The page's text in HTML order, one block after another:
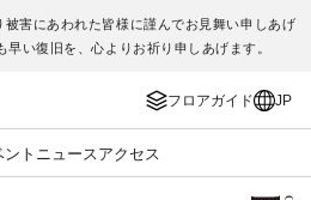
害にあわれた皆様に謹んでお見舞い申しあげ
早い復旧を、心よりお祈り申しあげます。
フロアガイド JP
ント ニュース アクセス